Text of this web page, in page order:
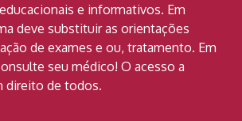
e informativos. Em
deve substituir as orientações
de exames e ou, tratamento. Em
seu médico! O acesso a
direito de todos.